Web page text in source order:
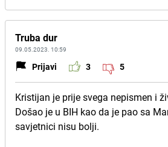
Truba dur
09.05.2023. 10:59
Prijavi 3 5
Kristijan je prije svega nepismen i
Došao je u BIH kao da je pao sa
savjetnici nisu bolji.